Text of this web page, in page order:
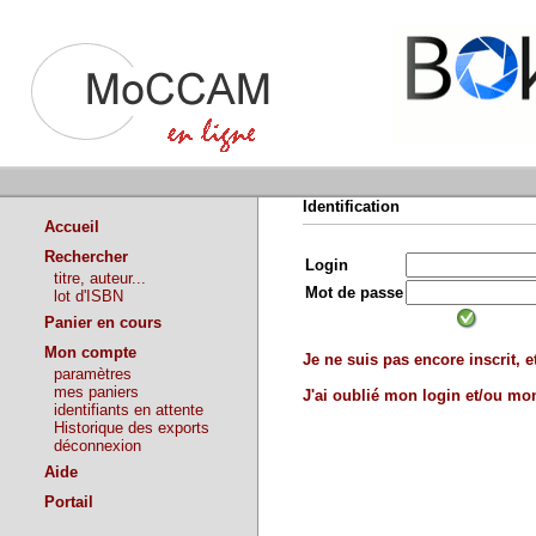
Accueil
Rechercher
titre, auteur...
lot d'ISBN
Panier en cours
Mon compte
paramètres
mes paniers
identifiants en attente
Historique des exports
déconnexion
Aide
Portail
Identification
Login
Mot de passe
Je ne suis pas encore inscrit,
J'ai oublié mon login et/ou